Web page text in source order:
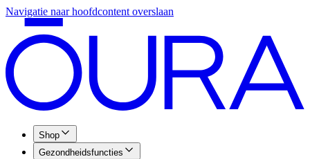
Navigatie naar hoofdcontent overslaan
Shop
Gezondheidsfuncties